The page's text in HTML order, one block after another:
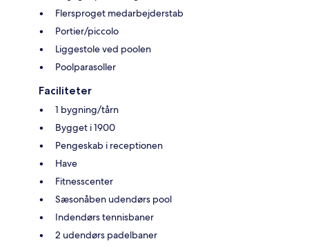
Flersproget medarbejderstab
Portier/piccolo
Liggestole ved poolen
Poolparasoller
Faciliteter
1 bygning/tårn
Bygget i 1900
Pengeskab i receptionen
Have
Fitnesscenter
Sæsonåben udendørs pool
Indendørs tennisbaner
2 udendørs padelbaner